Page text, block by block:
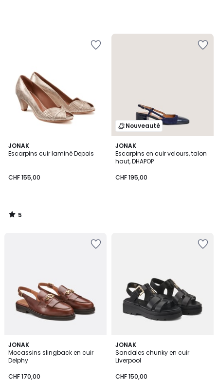
JONAK
Escarpins cuir laminé Depois
CHF 155,00
5
/
5
/
Nouveauté
JONAK
Escarpins en cuir velours, talon
haut, DHAPOP
CHF 195,00
JONAK
Mocassins slingback en cuir
Delphy
CHF 170,00
JONAK
Sandales chunky en cuir
Liverpool
CHF 150,00